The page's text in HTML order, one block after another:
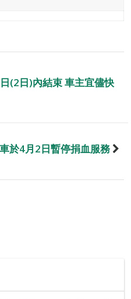
(2日)內結束 車主宜儘快
於4月2日暫停捐血服務